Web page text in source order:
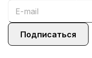
Подписаться